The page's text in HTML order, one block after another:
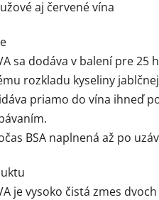
aj červené vína
sa dodáva v balení pre
rozkladu kyseliny
priamo do vína ihneď
BSA naplnená až po
je vysoko čistá zmes